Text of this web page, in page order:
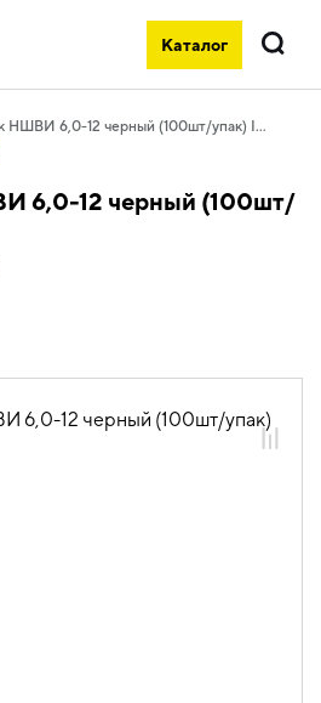
Каталог
Поиск
и
гильзы,
Наконечник НШВИ 6,0-12 черный (100шт/упак) IEK
6,0-12 черный (100шт/